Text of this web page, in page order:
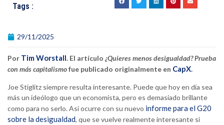
Tags :
29/11/2025
Por Tim Worstall. El artículo ¿Quieres menos desigualdad? Prueba
con más capitalismofue publicado originalmente en CapX.
Joe Stiglitz siempre resulta interesante. Puede que hoy en día sea
más un ideólogo que un economista, pero es demasiado brillante
como para no serlo. Así ocurre con su nuevo informe para el G20
sobre la desigualdad, que se vuelve realmente interesante si